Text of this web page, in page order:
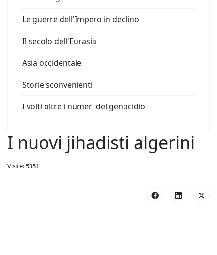
Le guerre dell'Impero in declino
Il secolo dell'Eurasia
Asia occidentale
Storie sconvenienti
I volti oltre i numeri del genocidio
I nuovi jihadisti algerini
Visite: 5351